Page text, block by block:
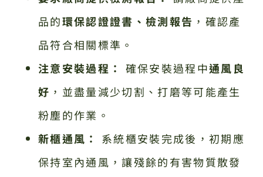
品的環保認證證書、檢測報告 ，確認產
品符合相關標準。
注意安裝過程：
確保安裝過程中通風良
好 ，並盡量減少切割、打磨等可能產生
粉塵的作業。
新櫃通風：
系統櫃安裝完成後，初期應
保持室內通風，讓殘餘的有害物質散發